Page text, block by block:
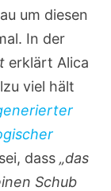
um diesen
In der
erklärt Alica
viel hält
dass„das
Schub